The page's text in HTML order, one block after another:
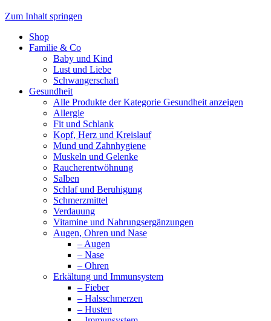
Zum Inhalt springen
Shop
Familie & Co
Baby und Kind
Lust und Liebe
Schwangerschaft
Gesundheit
Alle Produkte der Kategorie Gesundheit anzeigen
Allergie
Fit und Schlank
Kopf, Herz und Kreislauf
Mund und Zahnhygiene
Muskeln und Gelenke
Raucherentwöhnung
Salben
Schlaf und Beruhigung
Schmerzmittel
Verdauung
Vitamine und Nahrungsergänzungen
Augen, Ohren und Nase
– Augen
– Nase
– Ohren
Erkältung und Immunsystem
– Fieber
– Halsschmerzen
– Husten